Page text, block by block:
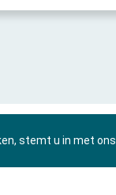
stemt u in met ons